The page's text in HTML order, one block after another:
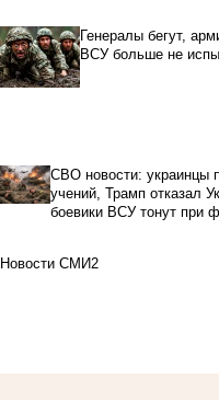
Генералы бегут,
ВСУ больше не
СВО новости: украинцы
учений, Трамп отказал
боевики ВСУ тонут при
Новости СМИ2